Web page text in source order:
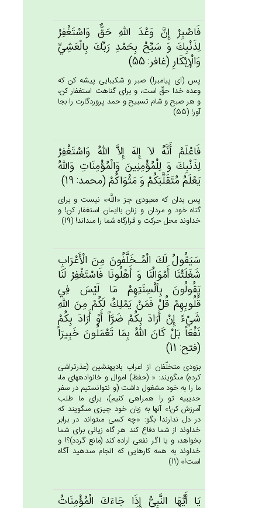
فَاصْبِرْ إِن‌َّ وَعْدَ الله‌ِ حَق‌ٌّ وَاسْتَغْفِرْ
لِذَنْبِك‌َ وَ سَبِّح‌ْ بِحَمْدِ رَبِّك‌َ بِالْعَشِي‌ِّ
وَالْإِبْكَارِ (غافر: 55)
پس (اى پيامبر!) صبر و شكيبايى پيشه كن كه
وعده خدا حقّ است، و براى گناهت استغفار كن،
و هر صبح و شام تسبيح و حمد پروردگارت را بجا
آور! (55)
فَاعْلَم‌ْ أَنَّه‌ُ لاَ إِله‌َ إِلاَّ الله‌ُ وَاسْتَغْفِرْ
لِذَنْبِك‌َ وَ لِلْمُؤْمِنِين‌َ وَالْمُؤْمِنَات‌ِ وَالله‌ُ
يَعْلَم‌ُ مُتَقَلَّبَكُم‌ْ وَ مَثْوَاكُم‌ْ (محمد: 19)
پس بدان كه معبودى جز «اللَّه» نيست و براى
گناه خود و مردان و زنان باايمان استغفار كن! و
خداوند محل حركت و قرارگاه شما را مى‏داند! (19)
سَيَقُول‌ُ لَك‌َ الْمُـخَلَّفُون‌َ مِن‌َ الْأَعْرَاب‌ِ
شَغَلَتْنَا أَمْوَالُنَا وَ أَهْلُونَا فَاسْتَغْفِرْ لَنَا
يَقُولُون‌َ بِأَلْسِنَتِهِمْ‌ مَا لَيْس‌َ فِي‌
قُلُوبِهِم‌ْ قُل‌ْ فَمَنْ‌ يَمْلِك‌ُ لَكُمْ‌ مِن‌َ الله‌ِ
شَيْءً إِن‌ْ أَرَادَ بِكُم‌ْ ضَرَّاً أَوْ أَرَادَ بِكُم‌ْ
نَفْعَاً بَل‌ْ كَان‌َ الله‌ُ بِمَا تَعْمَلُون‌َ خَبِيرَاً
(فتح: 11)
بزودى متخلّفان از اعراب باديه‏نشين (عذرتراشى
كرده) مى‏گويند: « (حفظ) اموال و خانواده‏هاى ما،
ما را به خود مشغول داشت (و نتوانستيم در سفر
حديبيه تو را همراهى كنيم)، براى ما طلب
آمرزش كن!» آنها به زبان خود چيزى مى‏گويند كه
در دل ندارند! بگو: «چه كسى مى‏تواند در برابر
خداوند از شما دفاع كند هر گاه زيانى براى شما
بخواهد، و يا اگر نفعى اراده كند (مانع گردد)؟! و
خداوند به همه كارهايى كه انجام مى‏دهيد آگاه
است!» (11)
يَا أَيُّهَا النَّبِي‌ُّ إِذَا جَاءَك‌َ الْمُؤْمِنَات‌ُ